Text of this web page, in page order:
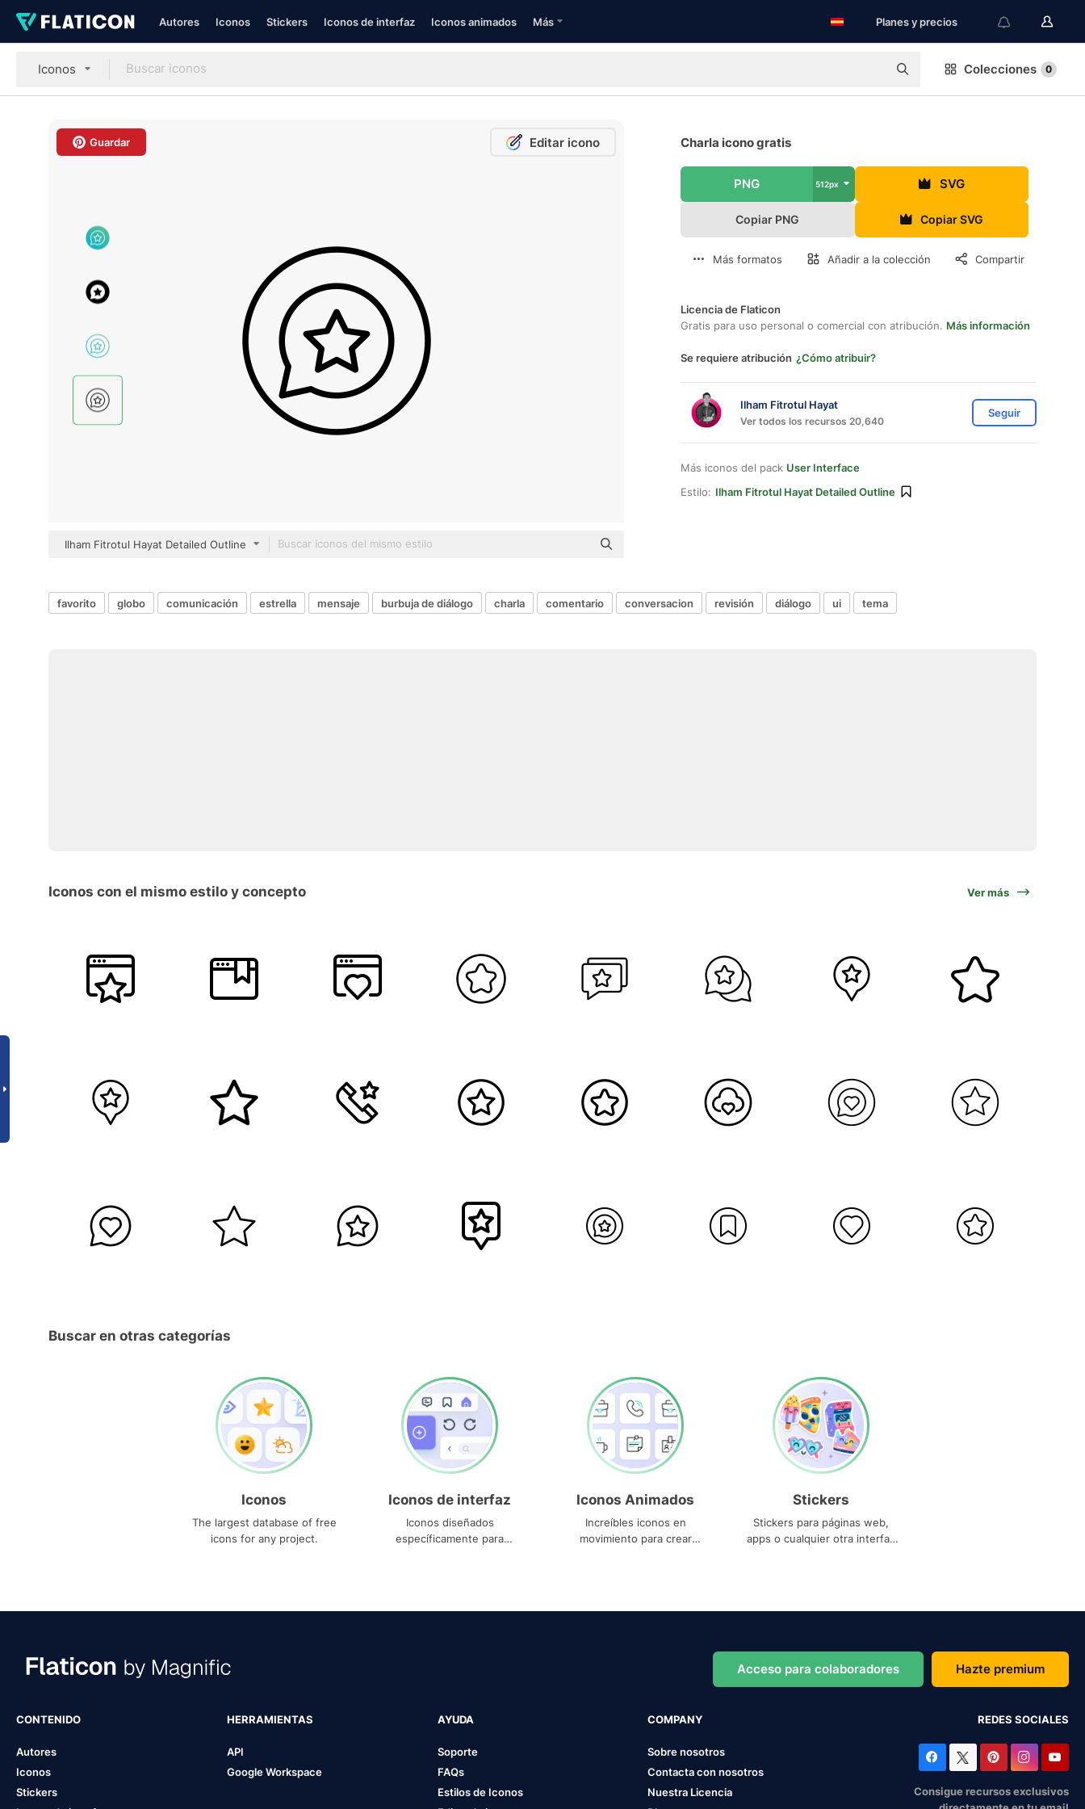
Autores Iconos Stickers Iconos de interfaz Iconos animados Más Planes y precios
Iconos Colecciones 0
Guardar Editar icono
Ilham Fitrotul Hayat Detailed Outline
Charla icono gratis
PNG 512px SVG
Copiar PNG Copiar SVG
Más formatos Añadir a la colección Compartir
Licencia de Flaticon
Gratis para uso personal o comercial con atribución. Más información
Se requiere atribución ¿Cómo atribuir?
Ilham Fitrotul Hayat
Ver todos los recursos 20,640
Seguir
Más iconos del pack User Interface
Estilo: Ilham Fitrotul Hayat Detailed Outline
favorito globo comunicación estrella mensaje burbuja de diálogo charla comentario conversacion revisión diálogo ui tema
Iconos con el mismo estilo y concepto Ver más
Buscar en otras categorías
Iconos
The largest database of free
icons for any project.
Iconos de interfaz
Iconos diseñados
específicamente para
Iconos Animados
Increíbles iconos en
movimiento para crear
Stickers
Stickers para páginas web,
apps o cualquier otra interfaz
Acceso para colaboradores Hazte premium
CONTENIDO
Autores
Iconos
Stickers
HERRAMIENTAS
API
Google Workspace
AYUDA
Soporte
FAQs
Estilos de Iconos
COMPANY
Sobre nosotros
Contacta con nosotros
Nuestra Licencia
REDES SOCIALES
Consigue recursos exclusivos